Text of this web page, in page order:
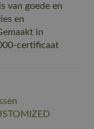
van goede en
en
in
certificaat